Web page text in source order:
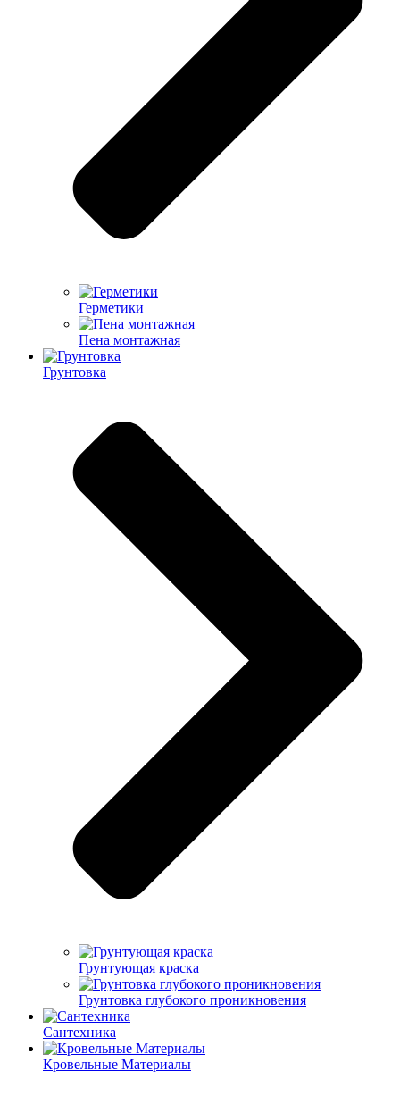
Герметики
Пена монтажная
Грунтовка
Грунтующая краска
Грунтовка глубокого проникновения
Сантехника
Кровельные Материалы